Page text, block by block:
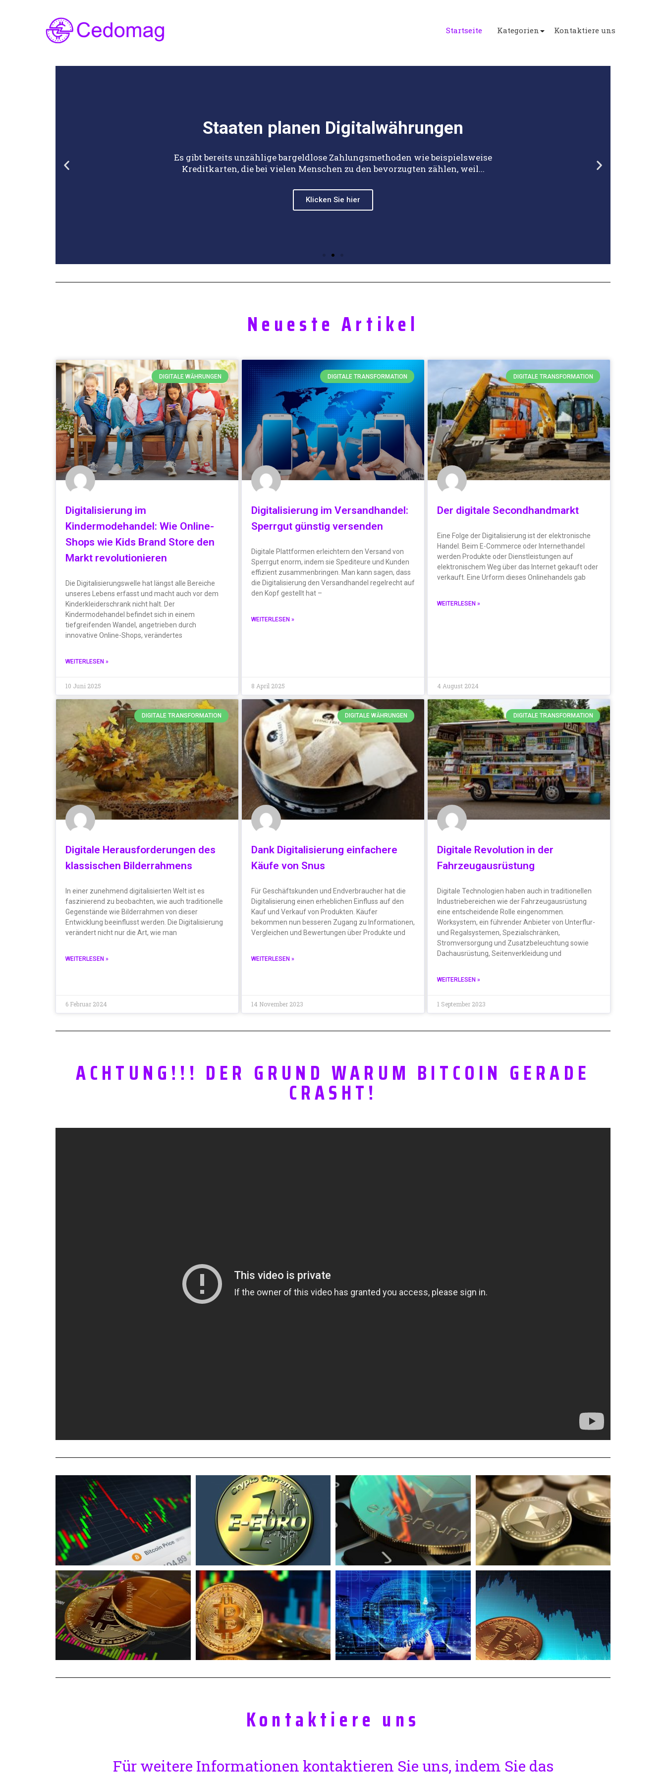
Startseite Kategorien Kontaktiere uns
Staaten planen Digitalwährungen
Es gibt bereits unzählige bargeldlose Zahlungsmethoden wie beispielsweise
Kreditkarten, die bei vielen Menschen zu den bevorzugten zählen, weil...
Klicken Sie hier
Neueste Artikel
DIGITALE WÄHRUNGEN
Digitalisierung im
Kindermodehandel: Wie Online-
Shops wie Kids Brand Store den
Markt revolutionieren
Die Digitalisierungswelle hat längst alle Bereiche
unseres Lebens erfasst und macht auch vor dem
Kinderkleiderschrank nicht halt. Der
Kindermodehandel befindet sich in einem
tiefgreifenden Wandel, angetrieben durch
innovative Online-Shops, verändertes
WEITERLESEN »
10 Juni 2025
DIGITALE TRANSFORMATION
Digitalisierung im Versandhandel:
Sperrgut günstig versenden
Digitale Plattformen erleichtern den Versand von
Sperrgut enorm, indem sie Spediteure und Kunden
effizient zusammenbringen. Man kann sagen, dass
die Digitalisierung den Versandhandel regelrecht auf
den Kopf gestellt hat –
WEITERLESEN »
8 April 2025
DIGITALE TRANSFORMATION
Der digitale Secondhandmarkt
Eine Folge der Digitalisierung ist der elektronische
Handel. Beim E-Commerce oder Internethandel
werden Produkte oder Dienstleistungen auf
elektronischem Weg über das Internet gekauft oder
verkauft. Eine Urform dieses Onlinehandels gab
WEITERLESEN »
4 August 2024
DIGITALE TRANSFORMATION
Digitale Herausforderungen des
klassischen Bilderrahmens
In einer zunehmend digitalisierten Welt ist es
faszinierend zu beobachten, wie auch traditionelle
Gegenstände wie Bilderrahmen von dieser
Entwicklung beeinflusst werden. Die Digitalisierung
verändert nicht nur die Art, wie man
WEITERLESEN »
6 Februar 2024
DIGITALE WÄHRUNGEN
Dank Digitalisierung einfachere
Käufe von Snus
Für Geschäftskunden und Endverbraucher hat die
Digitalisierung einen erheblichen Einfluss auf den
Kauf und Verkauf von Produkten. Käufer
bekommen nun besseren Zugang zu Informationen,
Vergleichen und Bewertungen über Produkte und
WEITERLESEN »
14 November 2023
DIGITALE TRANSFORMATION
Digitale Revolution in der
Fahrzeugausrüstung
Digitale Technologien haben auch in traditionellen
Industriebereichen wie der Fahrzeugausrüstung
eine entscheidende Rolle eingenommen.
Worksystem, ein führender Anbieter von Unterflur-
und Regalsystemen, Spezialschränken,
Stromversorgung und Zusatzbeleuchtung sowie
Dachausrüstung, Seitenverkleidung und
WEITERLESEN »
1 September 2023
ACHTUNG!!! DER GRUND WARUM BITCOIN GERADE
CRASHT!
Kontaktiere uns
Für weitere Informationen kontaktieren Sie uns, indem Sie das